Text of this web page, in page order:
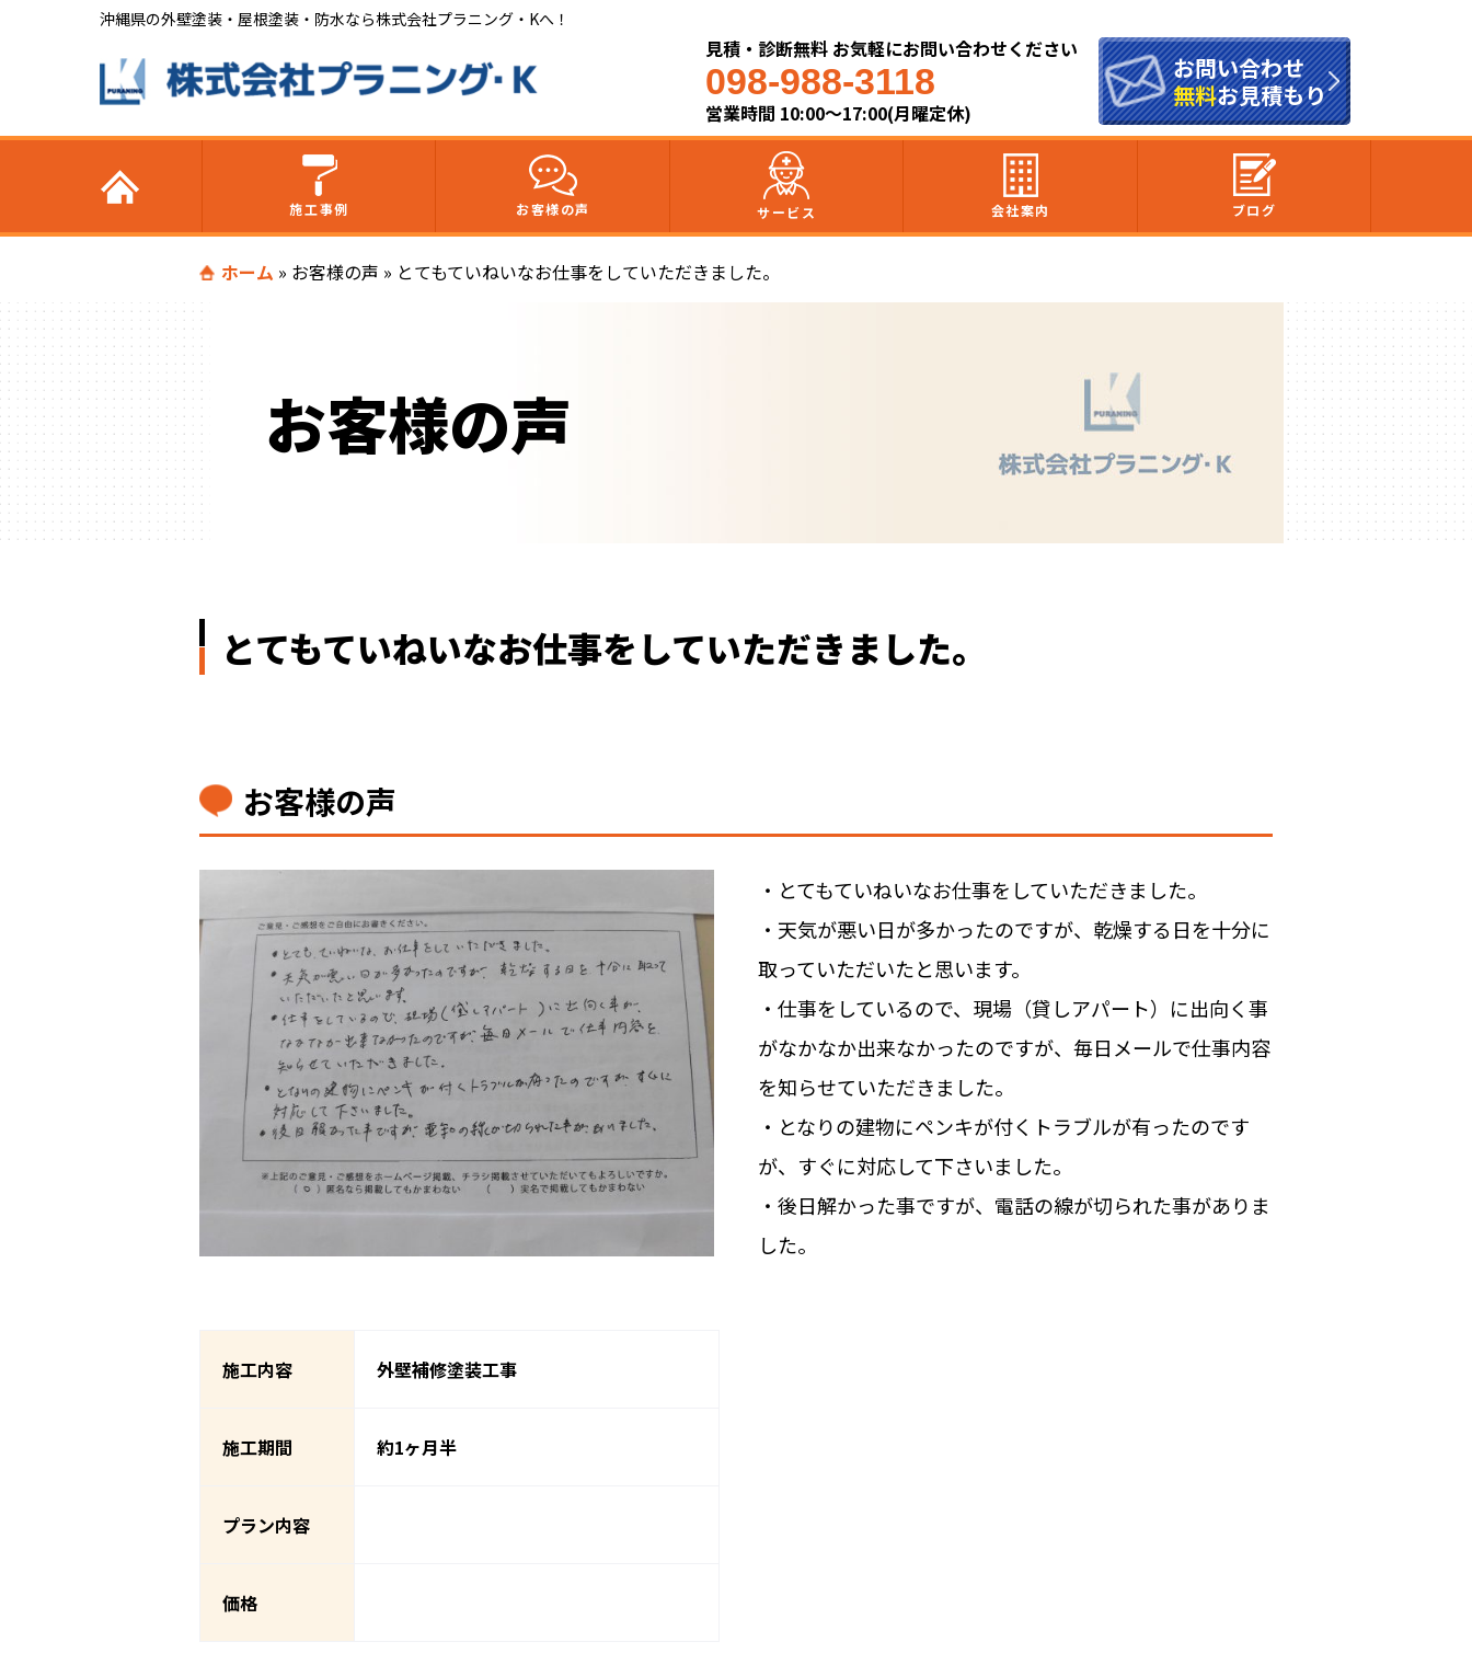
沖縄県の外壁塗装・屋根塗装・防水なら株式会社プラニング・Kへ！
見積・診断無料 お気軽にお問い合わせください
098-988-3118
営業時間 10:00～17:00(月曜定休)
お問い合わせ
無料お見積もり
施工事例 お客様の声 サービス 会社案内 ブログ
ホーム » お客様の声 » とてもていねいなお仕事をしていただきました。
お客様の声
とてもていねいなお仕事をしていただきました。
お客様の声
・とてもていねいなお仕事をしていただきました。
・天気が悪い日が多かったのですが、乾燥する日を十分に
取っていただいたと思います。
・仕事をしているので、現場（貸しアパート）に出向く事
がなかなか出来なかったのですが、毎日メールで仕事内容
を知らせていただきました。
・となりの建物にペンキが付くトラブルが有ったのです
が、すぐに対応して下さいました。
・後日解かった事ですが、電話の線が切られた事がありま
した。
施工内容 外壁補修塗装工事
施工期間 約1ヶ月半
プラン内容
価格